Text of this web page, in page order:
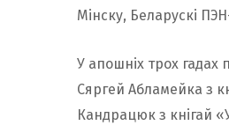
Мінску, Беларускі
У апошніх трох гадах
Сяргей Абламейка з
Кандрацюк з кнігай